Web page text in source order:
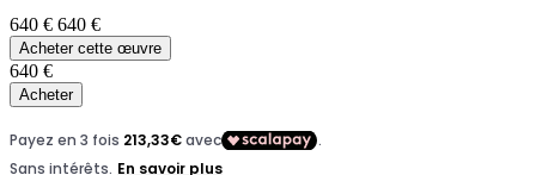
640 € 640 €
Acheter cette œuvre
640 €
Acheter